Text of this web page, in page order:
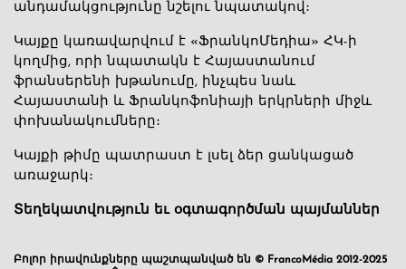
անդամակցությունը նշելու նպատակով։
Կայքը կառավարվում է «ՖրանկոՄեդիա» ՀԿ-ի
կողմից, որի նպատակն է Հայաստանում
ֆրանսերենի խթանումը, ինչպես նաև
Հայաստանի և Ֆրանկոֆոնիայի երկրների միջև
փոխանակումները։
Կայքի թիմը պատրաստ է լսել ձեր ցանկացած
առաջարկ։
Տեղեկատվություն եւ օգտագործման պայմաններ
Բոլոր իրավունքները պաշտպանված են © FrancoMédia 2012-2025